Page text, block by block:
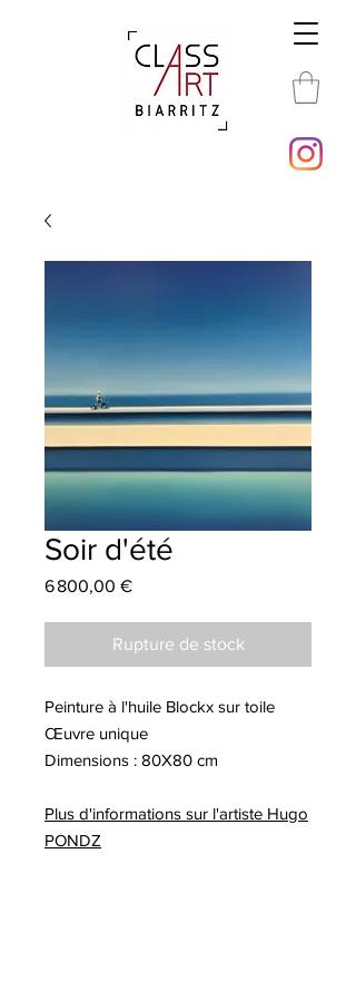
Soir d'été
6 800,00 €Prix
Rupture de stock
Peinture à l'huile Blockx sur toile
Œuvre unique
Dimensions : 80X80 cm
Plus d'informations sur l'artiste Hugo
PONDZ